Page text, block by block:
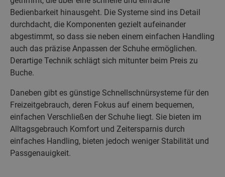
Bedienbarkeit hinausgeht. Die Systeme sind ins Detail
durchdacht, die Komponenten gezielt aufeinander
abgestimmt, so dass sie neben einem einfachen Handling
auch das präzise Anpassen der Schuhe ermöglichen.
Derartige Technik schlägt sich mitunter beim Preis zu
Buche.
Daneben gibt es günstige Schnellschnürsysteme für den
Freizeitgebrauch, deren Fokus auf einem bequemen,
einfachen Verschließen der Schuhe liegt. Sie bieten im
Alltagsgebrauch Komfort und Zeitersparnis durch
einfaches Handling, bieten jedoch weniger Stabilität und
Passgenauigkeit.